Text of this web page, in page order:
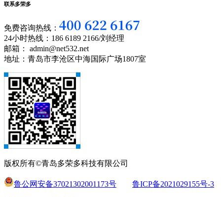
联系多荣多
免费咨询热线：
24小时热线：186 6189 2166/刘经理
邮箱： admin@net532.net
地址：青岛市李沧区中海国际广场1807室
版权所有©青岛多荣多科技有限公司
鲁公网安备37021302001173号 鲁ICP备2021029155号-3